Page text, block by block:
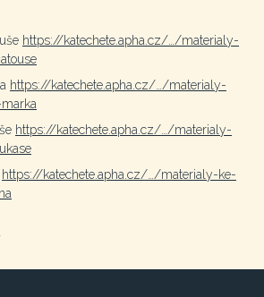
https://katechete.apha.cz/…/materialy-
https://katechete.apha.cz/…/materialy-
https://katechete.apha.cz/…/materialy-
https://katechete.apha.cz/…/materialy-ke-